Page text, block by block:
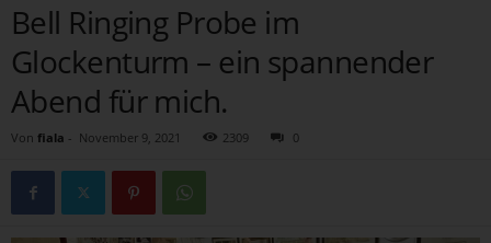
Bell Ringing Probe im
Glockenturm – ein spannender
Abend für mich.
Von fiala - November 9, 2021 2309 0